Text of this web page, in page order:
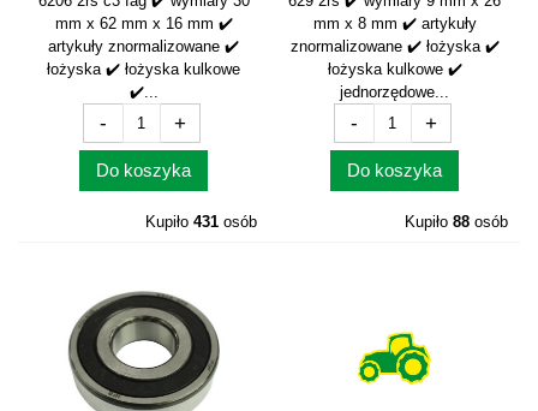
mm x 62 mm x 16 mm ✔️
artykuły znormalizowane ✔️
łożyska ✔️ łożyska kulkowe
✔️...
- +
Do koszyka
Kupiło 431 osób
mm x 8 mm ✔️ artykuły
znormalizowane ✔️ łożyska ✔️
łożyska kulkowe ✔️
jednorzędowe...
- +
Do koszyka
Kupiło 88 osób